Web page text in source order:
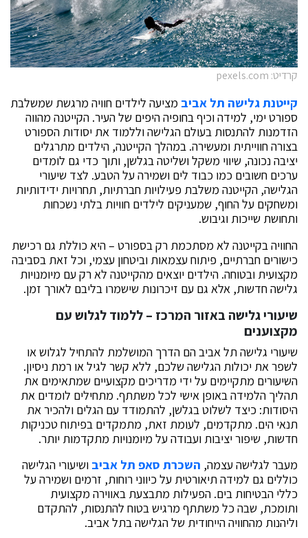
קרדיט: pexels.com
קייטנת גלישה תל אביבמציעה לילדים חוויה מרגשת שמשלבת
ספורט ימי, למידה וכיף בחופיה היפים של העיר. הקייטנה מהווה
הזדמנות להתנסות בעולם הגלישה וללמוד את יסודות הספורט
בצורה חווייתית ומעשירה. במהלך הקייטנה, הילדים מתרגלים
יציבה נכונה, שיווי משקל ושליטה בגלשן, ותוך כדי גם לומדים
ערכים חשובים כמו כבוד לים ושמירה על הטבע. לצד שיעורי
הגלישה, הקייטנה משלבת פעילויות חברתיות, תחרויות ידידותיות
ומשחקים על החוף, שמעניקים לילדים חוויות בלתי נשכחות
ותחושת שייכות וגיבוש.
החוויה בקייטנה לא מסתכמת רק בספורט – היא כוללת גם רכישת
כישורים חברתיים, פיתוח עצמאות וביטחון עצמי, וכל זאת בסביבה
מקצועית ובטוחה. הילדים יוצאים מהקייטנה לא רק עם מיומנויות
גלישה חדשות, אלא גם עם זיכרונות שישמרו בליבם לאורך זמן.
שיעורי גלישה באזור המרכז – ללמוד לגלוש עם
מקצוענים
שיעורי גלישה תל אביב הם הדרך המושלמת להתחיל לגלוש או
לשפר את יכולות הגלישה שלכם, ללא קשר לגיל או רמת ניסיון.
השיעורים מתקיימים על ידי מדריכים מקצועיים שמתאימים את
תהליך הלמידה באופן אישי לכל משתתף. מתחילים לומדים את
היסודות: כיצד לשלוט בגלשן, להתמודד עם הגלים ולהכיר את
תנאי הים. מתקדמים, לעומת זאת, מתמקדים בפיתוח טכניקות
חדשות, שיפור יציבות ועבודה על מיומנויות מתקדמות יותר.
מעבר לגלישה עצמה, השכרת סאפ תל אביבושיעורי הגלישה
כוללים גם למידה תיאורטית על כיווני רוחות, זרמים ושמירה על
כללי הבטיחות בים. הפעילות מתבצעת באווירה מקצועית
ותומכת, שבה כל משתתף מרגיש בטוח להתנסות, להתקדם
וליהנות מהחוויה הייחודית של הגלישה בתל אביב.